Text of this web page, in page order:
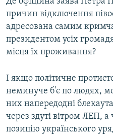
причин відключення
адресована самим
президентом усіх
місця їх проживання?
І якщо політичне
неминуче б'є по людях,
них напередодні
через здуті вітром ЛЕП,
позицію українського